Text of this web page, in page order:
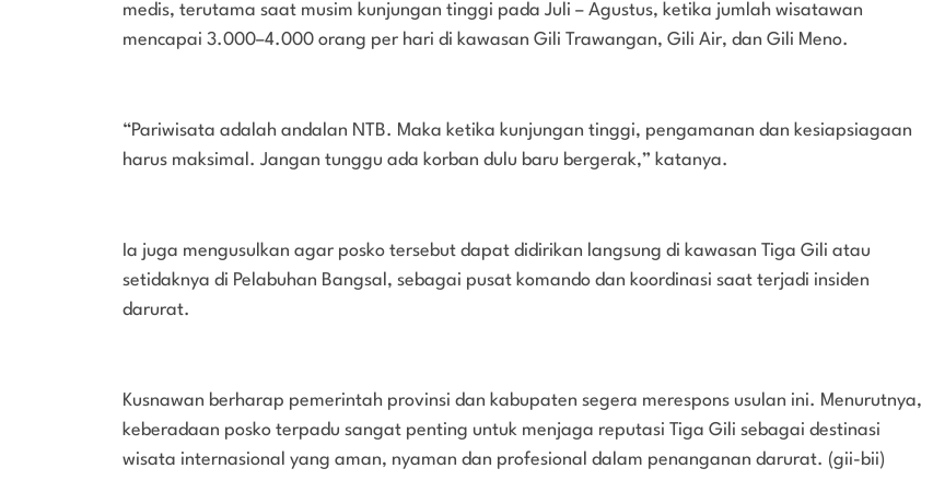
medis, terutama saat musim kunjungan tinggi pada Juli – Agustus, ketika jumlah wisatawan
mencapai 3.000–4.000 orang per hari di kawasan Gili Trawangan, Gili Air, dan Gili Meno.
“Pariwisata adalah andalan NTB. Maka ketika kunjungan tinggi, pengamanan dan kesiapsiagaan
harus maksimal. Jangan tunggu ada korban dulu baru bergerak,” katanya.
Ia juga mengusulkan agar posko tersebut dapat didirikan langsung di kawasan Tiga Gili atau
setidaknya di Pelabuhan Bangsal, sebagai pusat komando dan koordinasi saat terjadi insiden
darurat.
Kusnawan berharap pemerintah provinsi dan kabupaten segera merespons usulan ini. Menurutnya,
keberadaan posko terpadu sangat penting untuk menjaga reputasi Tiga Gili sebagai destinasi
wisata internasional yang aman, nyaman dan profesional dalam penanganan darurat. (gii-bii)